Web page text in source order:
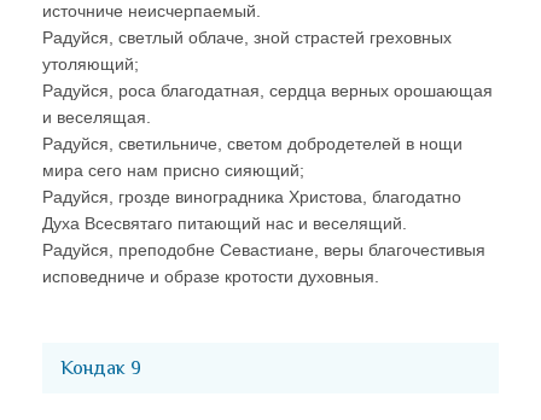
источниче неисчерпаемый.
Радуйся, светлый облаче, зной страстей греховных
утоляющий;
Радуйся, роса благодатная, сердца верных орошающая
и веселящая.
Радуйся, светильниче, светом добродетелей в нощи
мира сего нам присно сияющий;
Радуйся, грозде виноградника Христова, благодатно
Духа Всесвятаго питающий нас и веселящий.
Радуйся, преподобне Севастиане, веры благочестивыя
исповедниче и образе кротости духовныя.
Кондак 9